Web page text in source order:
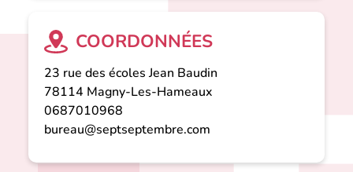
COORDONNÉES
23 rue des écoles Jean Baudin
78114 Magny-Les-Hameaux
0687010968
bureau@septseptembre.com